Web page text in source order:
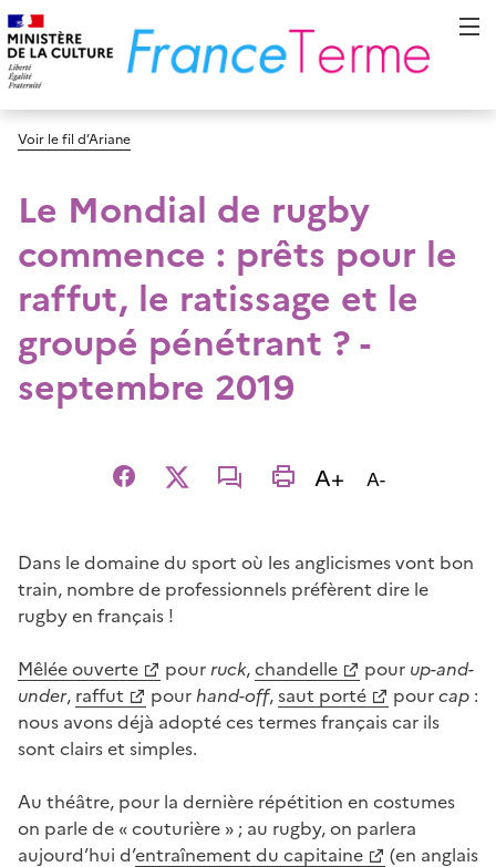
Voir le fil d’Ariane
Le Mondial de rugby
commence : prêts pour le
raffut, le ratissage et le
groupé pénétrant ? -
septembre 2019
Facebook
X email imprimer
A+ Augmenter
A-Diminuer la
Dans le domaine du sport où les anglicismes vont bon
train, nombre de professionnels préfèrent dire le
rugby en français !
Mêlée ouverte pour ruck,chandelle pour up-and-
under, raffut pour hand-off,saut porté pourcap :
nous avons déjà adopté ces termes français car ils
sont clairs et simples.
Au théâtre, pour la dernière répétition en costumes
on parle de « couturière » ; au rugby, on parlera
aujourd’hui d’entraînement du capitaine
(en anglais